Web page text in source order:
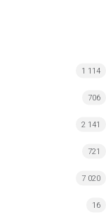
1 114
706
2 141
721
7 020
16